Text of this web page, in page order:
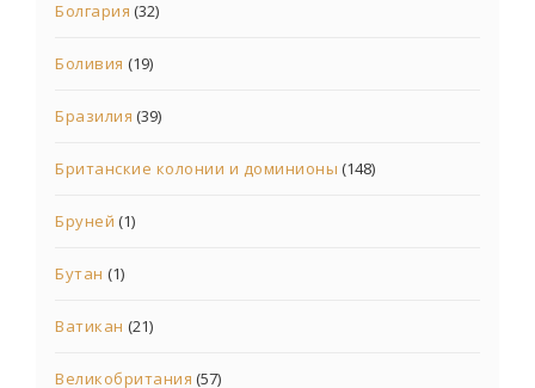
Болгария (32)
Боливия (19)
Бразилия (39)
Британские колонии и доминионы (148)
Бруней (1)
Бутан (1)
Ватикан (21)
Великобритания (57)